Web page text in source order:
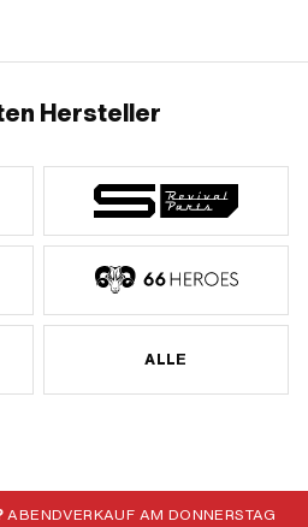
Hersteller
ALLE
ABENDVERKAUF AM DONNERSTAG